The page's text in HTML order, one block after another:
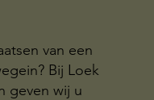
van een
Bij Loek
geven wij u